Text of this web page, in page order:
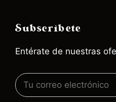
Subscríbete
Entérate de nuestras